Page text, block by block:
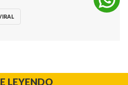
LEYENDO